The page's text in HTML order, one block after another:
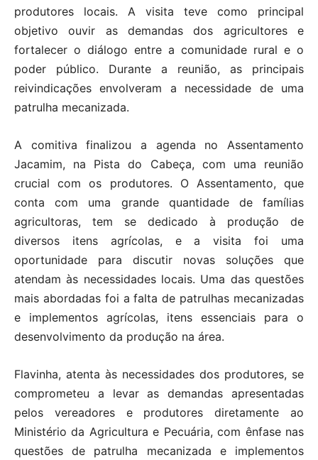
produtores locais. A visita teve como principal
objetivo ouvir as demandas dos agricultores e
fortalecer o diálogo entre a comunidade rural e o
poder público. Durante a reunião, as principais
reivindicações envolveram a necessidade de uma
patrulha mecanizada.
A comitiva finalizou a agenda no Assentamento
Jacamim, na Pista do Cabeça, com uma reunião
crucial com os produtores. O Assentamento, que
conta com uma grande quantidade de famílias
agricultoras, tem se dedicado à produção de
diversos itens agrícolas, e a visita foi uma
oportunidade para discutir novas soluções que
atendam às necessidades locais. Uma das questões
mais abordadas foi a falta de patrulhas mecanizadas
e implementos agrícolas, itens essenciais para o
desenvolvimento da produção na área.
Flavinha, atenta às necessidades dos produtores, se
comprometeu a levar as demandas apresentadas
pelos vereadores e produtores diretamente ao
Ministério da Agricultura e Pecuária, com ênfase nas
questões de patrulha mecanizada e implementos